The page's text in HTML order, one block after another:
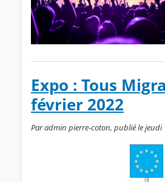
Expo : Tous
février 2022
Par admin pierre-coton, publié le jeudi